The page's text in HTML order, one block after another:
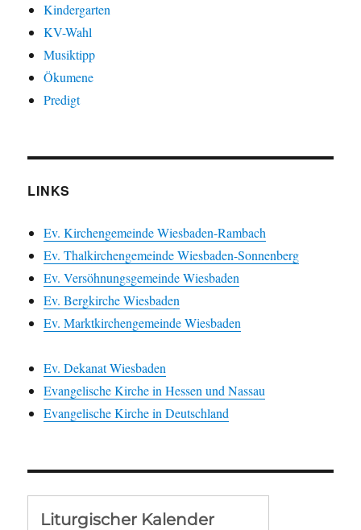
Kindergarten
KV-Wahl
Musiktipp
Ökumene
Predigt
LINKS
Ev. Kirchengemeinde Wiesbaden-Rambach
Ev. Thalkirchengemeinde Wiesbaden-Sonnenberg
Ev. Versöhnungsgemeinde Wiesbaden
Ev. Bergkirche Wiesbaden
Ev. Marktkirchengemeinde Wiesbaden
Ev. Dekanat Wiesbaden
Evangelische Kirche in Hessen und Nassau
Evangelische Kirche in Deutschland